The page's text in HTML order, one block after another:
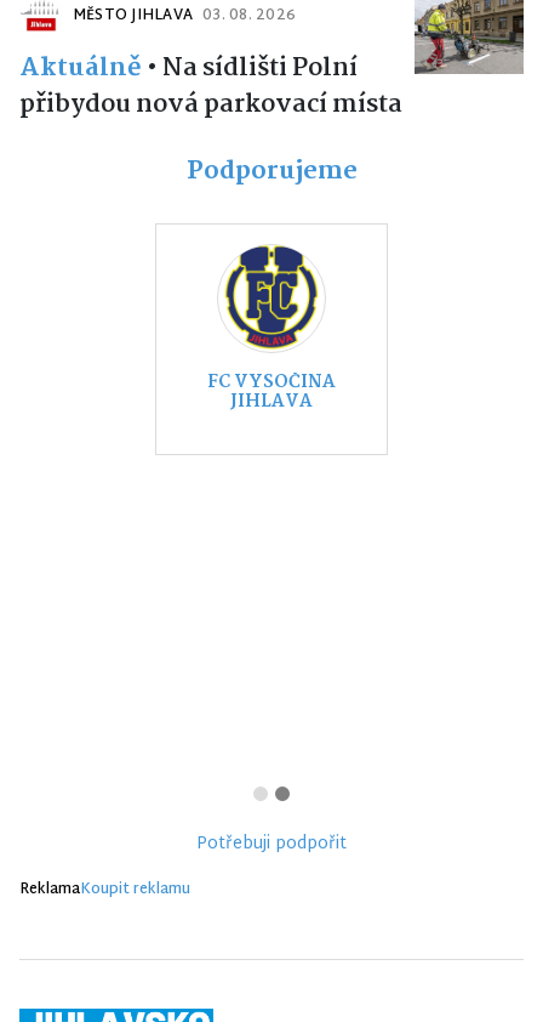
MĚSTO JIHLAVA 03. 08. 2026
Aktuálně • Na sídlišti Polní
přibydou nová parkovací místa
Podporujeme
FC VYSOČINA
JIHLAVA
Potřebuji podpořit
ReklamaKoupit reklamu